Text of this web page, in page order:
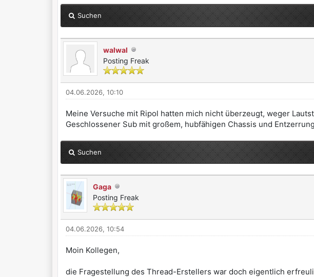
Suchen
walwal
Posting Freak
04.06.2026, 10:10
Meine Versuche mit Ripol hatten mich nicht überzeugt, weger
Geschlossener Sub mit großem, hubfähigen Chassis und
Suchen
Gaga
Posting Freak
04.06.2026, 10:54
Moin Kollegen,
die Fragestellung des Thread-Erstellers war doch eigentlich